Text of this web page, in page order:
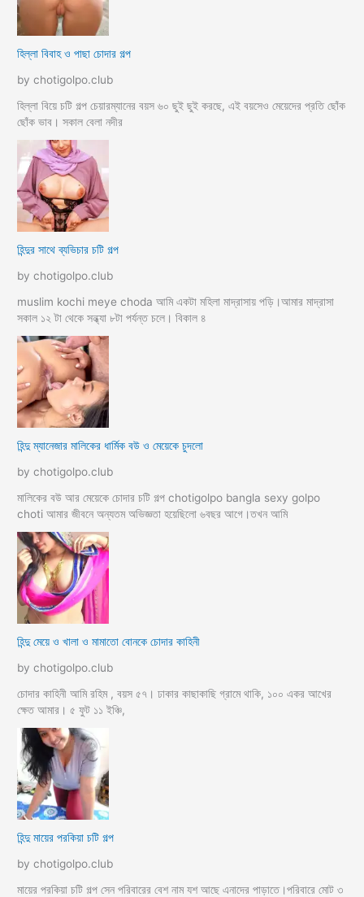
হিল্লা বিবাহ ও পাছা চোদার গল্প
by chotigolpo.club
হিল্লা বিয়ে চটি গল্প চেয়ারম্যানের বয়স ৬০ ছুই ছুই করছে, এই বয়সেও মেয়েদের প্রতি ছোঁক
ছোঁক ভাব। সকাল বেলা নদীর
হিন্দুর সাথে ব্যভিচার চটি গল্প
by chotigolpo.club
muslim kochi meye choda আমি একটা মহিলা মাদ্রাসায় পড়ি।আমার মাদ্রাসা
সকাল ১২ টা থেকে সন্ধ্যা ৮টা পর্যন্ত চলে। বিকাল ৪
হিন্দু ম্যানেজার মালিকের ধার্মিক বউ ও মেয়েকে চুদলো
by chotigolpo.club
মালিকের বউ আর মেয়েকে চোদার চটি গল্প chotigolpo bangla sexy golpo
choti আমার জীবনে অন্যতম অভিজ্ঞতা হয়েছিলো ৬বছর আগে।তখন আমি
হিন্দু মেয়ে ও খালা ও মামাতো বোনকে চোদার কাহিনী
by chotigolpo.club
চোদার কাহিনী আমি রহিম , বয়স ৫৭। ঢাকার কাছাকাছি গ্রামে থাকি, ১০০ একর আখের
ক্ষেত আমার। ৫ ফুট ১১ ইঞ্চি,
হিন্দু মায়ের পরকিয়া চটি গল্প
by chotigolpo.club
মায়ের পরকিয়া চটি গল্প সেন পরিবারের বেশ নাম যশ আছে এনাদের পাড়াতে।পরিবারে মোট ৩